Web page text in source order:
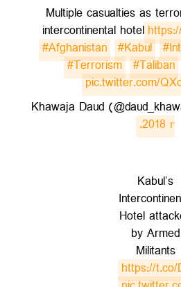
Multiple casualties as
intercontinental hotel
#Afghanistan #Kabul
#Terrorism #Taliban
pic.twitter.com/
2018 г.
Kabul’s
Hotel
by Armed
Militants
https://